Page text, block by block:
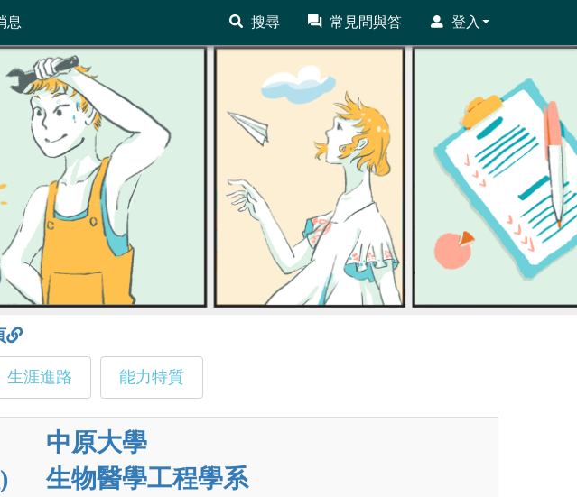
息 搜尋 常見問與答 登入
生涯進路 能力特質
中原大學
生物醫學工程學系